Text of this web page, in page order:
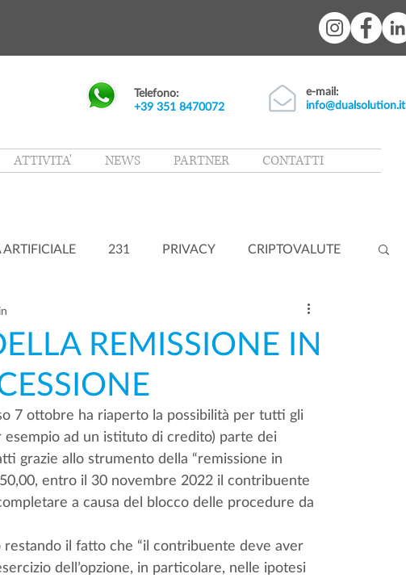
Telefono:
+39 351 8470072
e-mail:
info@dualsolution.it
ATTIVITA' NEWS PARTNER CONTATTI
231 PRIVACY CRIPTOVALUTE
REMISSIONE IN
7 ottobre ha riaperto la possibilità per tutti gli
ad un istituto di credito) parte dei
grazie allo strumento della “remissione in
entro il 30 novembre 2022 il contribuente
a causa del blocco delle procedure da
il fatto che “il contribuente deve aver
dell’opzione, in particolare, nelle ipotesi